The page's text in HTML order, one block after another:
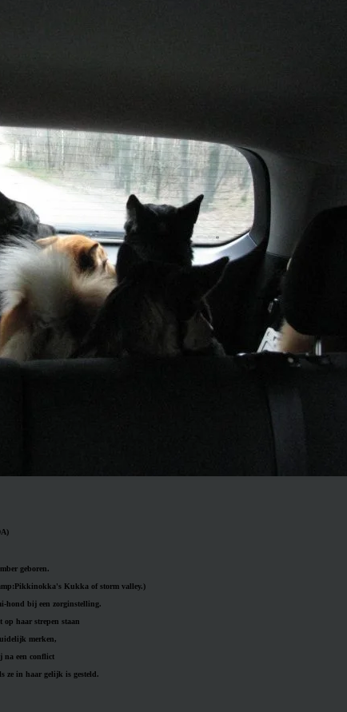
geboren.
Kukka of storm valley.)
hond bij een zorginstelling.
op haar strepen staan
merken,
na een conflict
ze in haar gelijk is gesteld.